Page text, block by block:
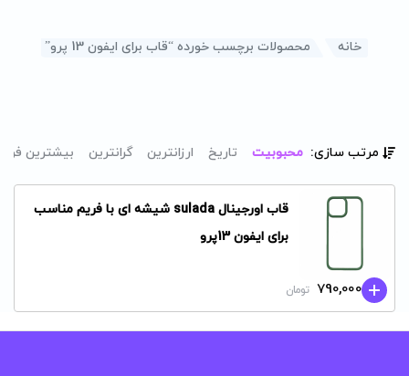
خانه محصولات برچسب خورده “قاب برای ایفون 13 پرو”
مرتب سازی: محبوبیت تاریخ ارزانترین گرانترین بیشترین
قاب اورجینال sulada شیشه ای با فریم مناسب
برای ایفون 13پرو
790,000 تومان